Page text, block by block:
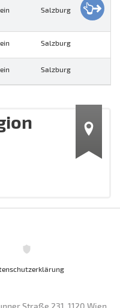
Salzburg
Salzburg
Salzburg
Straße 231, 1120 Wien